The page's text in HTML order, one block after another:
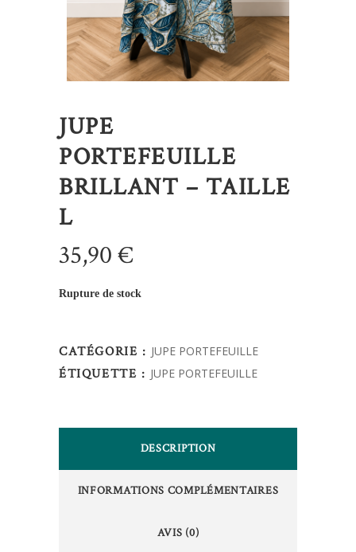
JUPE
PORTEFEUILLE
BRILLANT – TAILLE
L
35,90€
Rupture de stock
CATÉGORIE : JUPE PORTEFEUILLE
ÉTIQUETTE : JUPE PORTEFEUILLE
DESCRIPTION
INFORMATIONS COMPLÉMENTAIRES
AVIS (0)